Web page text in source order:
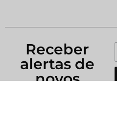
Receber
alertas de
novos